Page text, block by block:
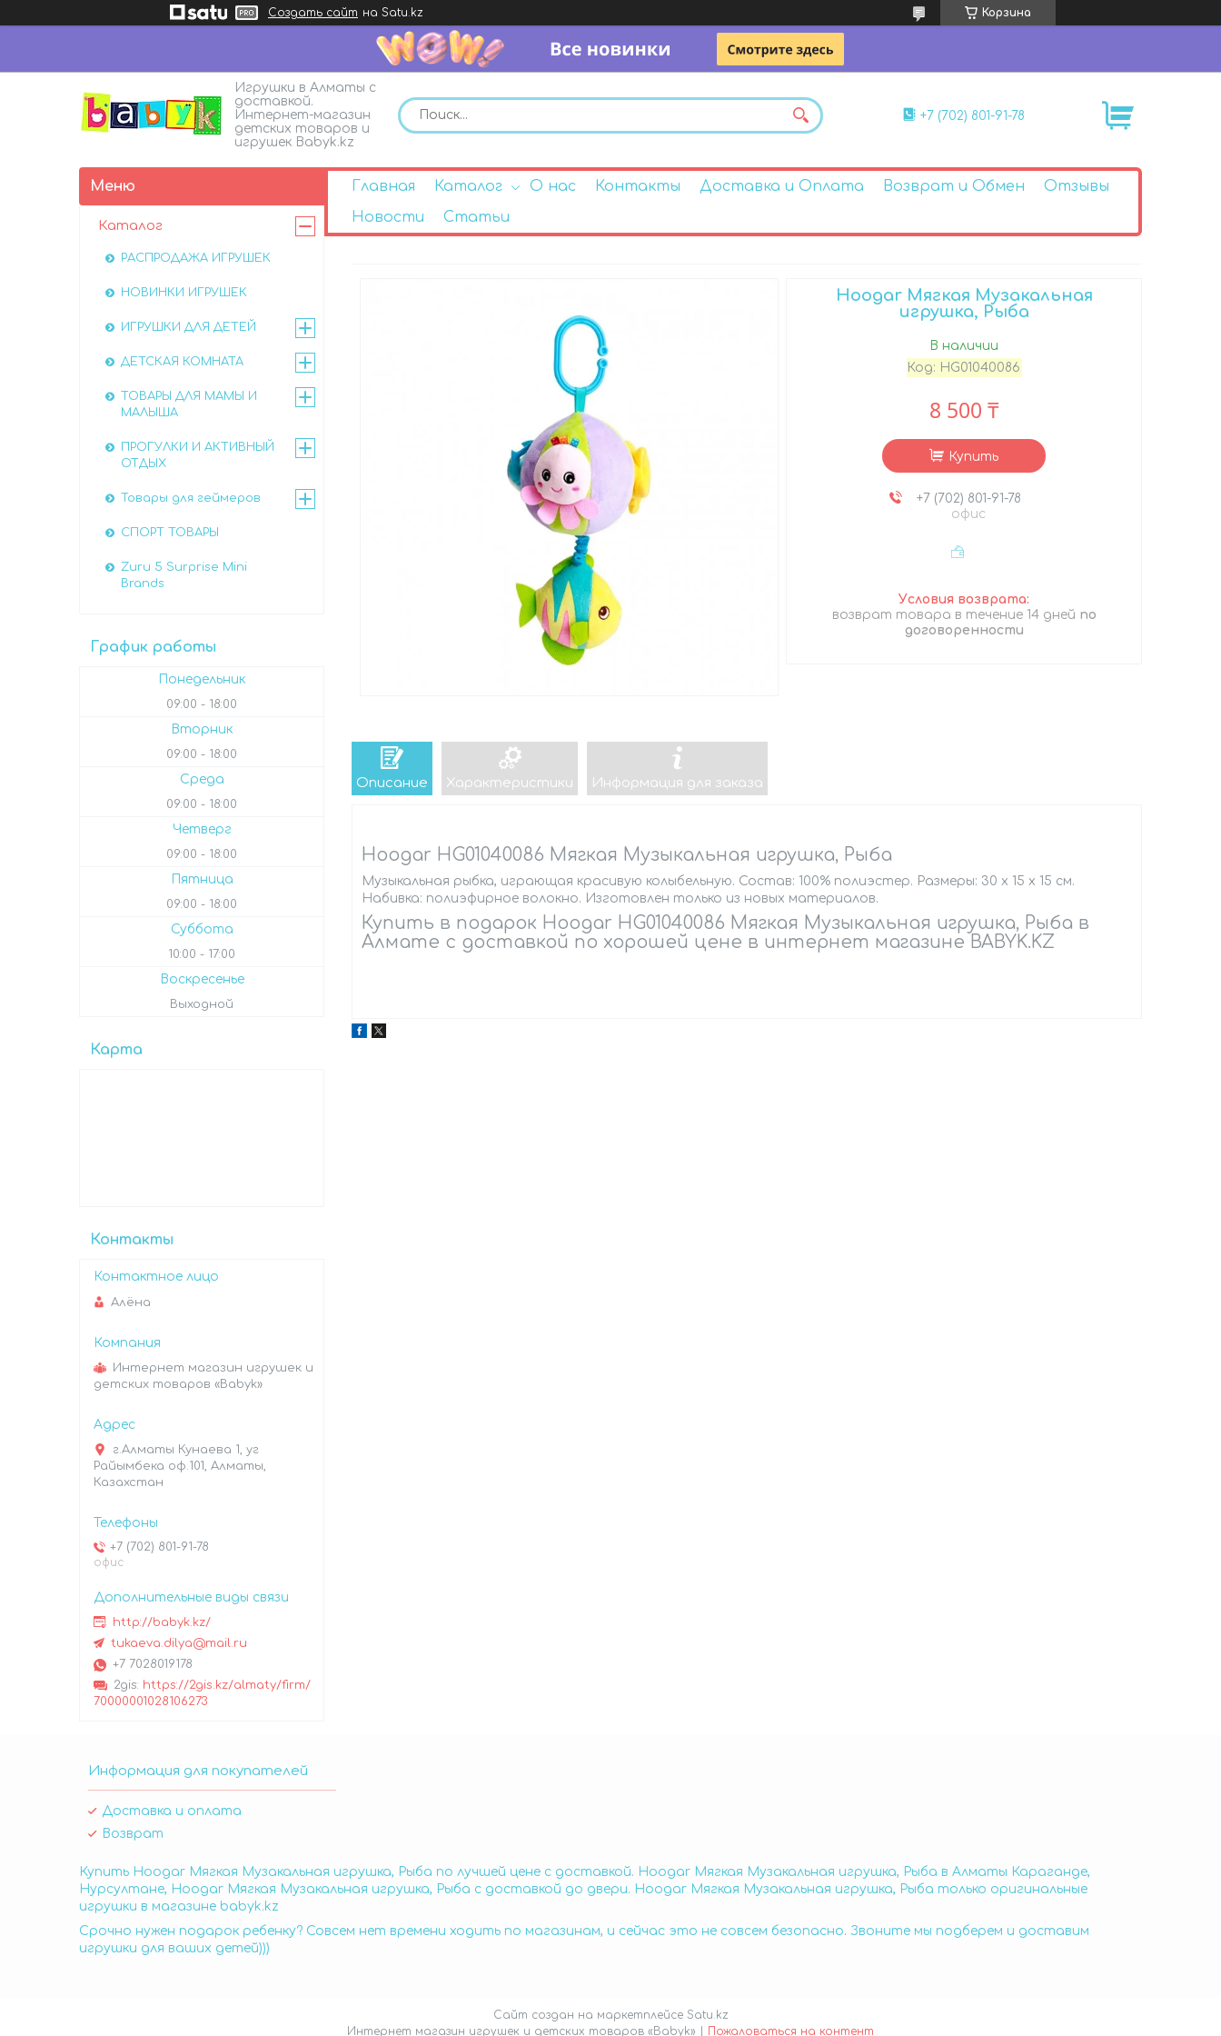
Создать сайт на Satu.kz Корзина
Игрушки в Алматы с
доставкой.
Интернет-магазин
детских товаров и
игрушек Babyk.kz
+7 (702) 801-91-78
Главная Каталог О нас Контакты Доставка и Оплата Возврат и Обмен
Отзывы
Новости
Статьи
Hoogar Мягкая Музакальная
игрушка, Рыба
В наличии
Код: HG01040086
8 500 ₸
Купить
+7 (702) 801-91-78
офис
возврат товара в течение 14 дней по
договоренности
Описание Характеристики Информация для заказа
Hoogar HG01040086 Мягкая Музыкальная игрушка, Рыба
Музыкальная рыбка, играющая красивую колыбельную. Состав: 100% полиэстер. Размеры: 30 х 15 х 15 см.
Набивка: полиэфирное волокно. Изготовлен только из новых материалов.
Купить в подарок Hoogar HG01040086 Мягкая Музыкальная игрушка, Рыба в
Алмате с доставкой по хорошей цене в интернет магазине BABYK.KZ
Каталог
РАСПРОДАЖА ИГРУШЕК
НОВИНКИ ИГРУШЕК
ИГРУШКИ ДЛЯ ДЕТЕЙ
ДЕТСКАЯ КОМНАТА
ТОВАРЫ ДЛЯ МАМЫ И
МАЛЫША
ПРОГУЛКИ И АКТИВНЫЙ
ОТДЫХ
Товары для геймеров
СПОРТ ТОВАРЫ
Zuru 5 Surprise Mini
Brands
График работы
Понедельник
09:00 18:00
Вторник
09:00 18:00
Среда
09:00 18:00
Четверг
09:00 18:00
Пятница
09:00 18:00
Суббота
10:00 17:00
Воскресенье
Выходной
Карта
Контакты
Алёна
Интернет магазин игрушек и
детских товаров «Babyk»
г.Алматы Кунаева 1, уг
Райымбека оф.101, Алматы,
Казахстан
+7 (702) 801-91-78
офис
http://babyk.kz/
tukaeva.dilya@mail.ru
+7 7028019178
2gis https://2gis.kz/almaty/firm/
70000001028106273
Информация для покупателей
Доставка и оплата
Возврат
Купить Hoogar Мягкая Музакальная игрушка, Рыба по лучшей цене с доставкой. Hoogar Мягкая Музакальная игрушка, Рыба в Алматы Караганде,
Нурсултане, Hoogar Мягкая Музакальная игрушка, Рыба с доставкой до двери. Hoogar Мягкая Музакальная игрушка, Рыба только оригинальные
игрушки в магазине babyk.kz
Срочно нужен подарок ребенку? Совсем нет времени ходить по магазинам, и сейчас это не совсем безопасно. Звоните мы подберем и доставим
игрушки для ваших детей)))
Сайт создан на маркетплейсе Satu.kz
Пожаловаться на контент